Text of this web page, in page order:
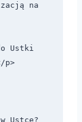
na
Ustki
p>
Ustce?